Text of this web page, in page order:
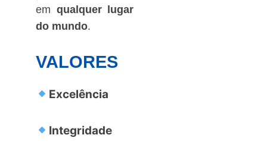
em qualquer lugar
do mundo.
VALORES
Excelência
Integridade